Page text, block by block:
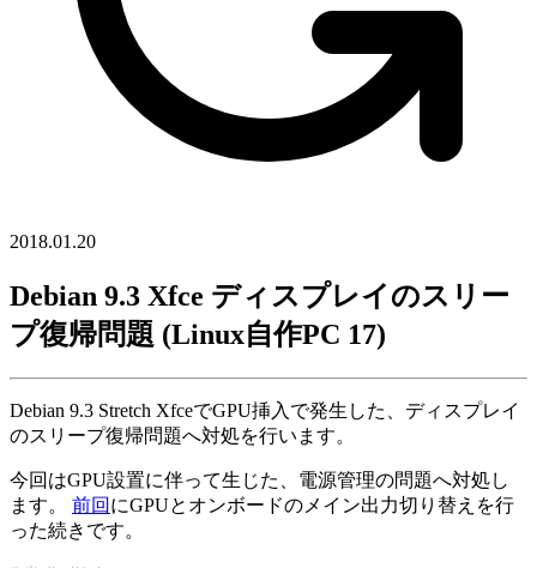
2018.01.20
Debian 9.3 Xfce ディスプレイのスリー
プ復帰問題 (Linux自作PC 17)
Debian 9.3 Stretch XfceでGPU挿入で発生した、ディスプレイ
のスリープ復帰問題へ対処を行います。
今回はGPU設置に伴って生じた、電源管理の問題へ対処し
ます。 前回 にGPUとオンボードのメイン出力切り替えを行
った続きです。